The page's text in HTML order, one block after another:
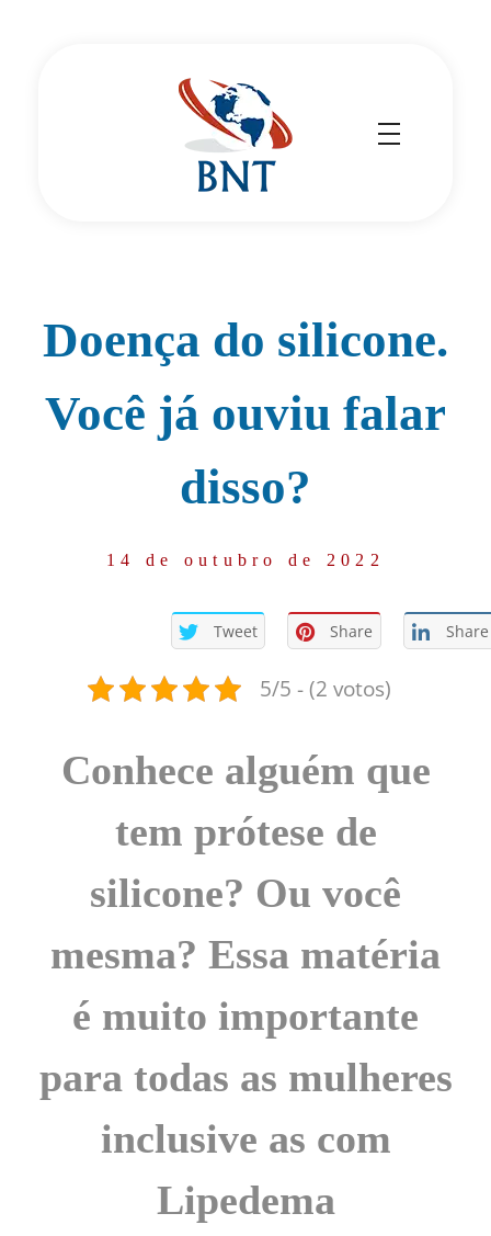
Doença do silicone.
Você já ouviu falar
disso?
14 de outubro de 2022
Tweet Share Share
5/5 - (2 votos)
Conhece alguém que
tem prótese de
silicone? Ou você
mesma? Essa matéria
é muito importante
para todas as mulheres
inclusive as com
Lipedema